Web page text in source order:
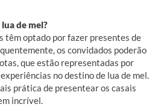
de mel?
têm optado por fazer presentes de
os convidados poderão
que estão representadas por
no destino de lua de mel.
prática de presentear os casais
incrível.